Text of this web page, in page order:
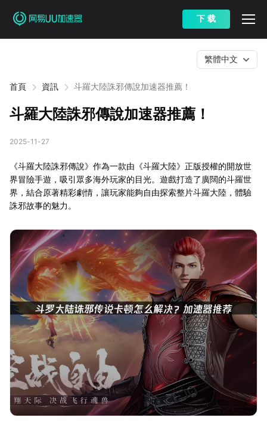
下 载
首頁 資訊 斗羅大陸誅邪傳說加速器推薦！
繁體中文
斗羅大陸誅邪傳說加速器推薦！
2025-11-27
《斗羅大陸誅邪傳說》作為一款由《斗羅大陸》正版授權的開放世
界冒險手遊，吸引眾多海外玩家的目光。遊戲打造了廣闊的斗羅世
界，結合原著精彩劇情，讓玩家能夠自由探索整片斗羅大陸，體驗
誅邪故事的魅力。